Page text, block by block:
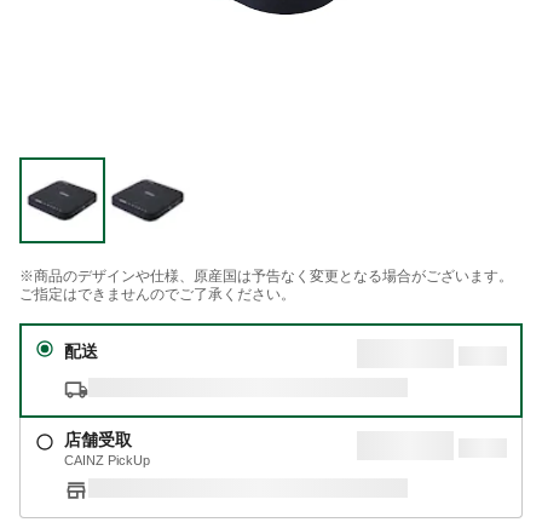
※商品のデザインや仕様、原産国は予告なく変更となる場合がございます。
ご指定はできませんのでご了承ください。
配送
店舗受取
CAINZ PickUp